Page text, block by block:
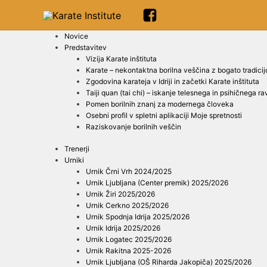
Novice
Predstavitev
Vizija Karate inštituta
Karate – nekontaktna borilna veščina z bogato
Zgodovina karateja v Idriji in začetki Karate inštituta
Taiji quan (tai chi) – iskanje telesnega in psihičnega
Pomen borilnih znanj za modernega človeka
Osebni profil v spletni aplikaciji Moje spretnosti
Raziskovanje borilnih veščin
Trenerji
Urniki
Urnik Črni Vrh 2024/2025
Urnik Ljubljana (Center premik) 2025/2026
Urnik Žiri 2025/2026
Urnik Cerkno 2025/2026
Urnik Spodnja Idrija 2025/2026
Urnik Idrija 2025/2026
Urnik Logatec 2025/2026
Urnik Rakitna 2025-2026
Urnik Ljubljana (OŠ Riharda Jakopiča) 2025/2026